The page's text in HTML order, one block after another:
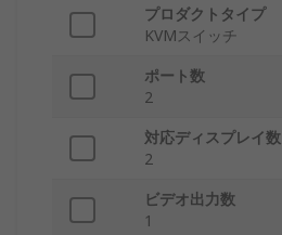
プロダクトタイプ
KVMスイッチ
ポート数
2
対応ディスプレイ数
2
ビデオ出力数
1